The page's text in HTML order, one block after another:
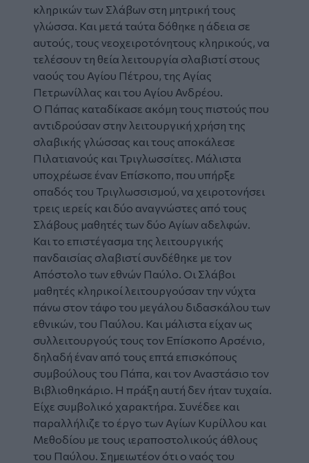
κληρικών των Σλάβων στη μητρική τους
γλώσσα. Και μετά ταύτα δόθηκε η άδεια σε
αυτούς, τους νεοχειροτόνητους κληρικούς, να
τελέσουν τη θεία λειτουργία σλαβιστί στους
ναούς του Αγίου Πέτρου, της Αγίας
Πετρωνίλλας και του Αγίου Ανδρέου.
Ο Πάπας καταδίκασε ακόμη τους πιστούς που
αντιδρούσαν στην λειτουργική χρήση της
σλαβικής γλώσσας και τους αποκάλεσε
Πιλατιανούς και Τριγλωσσίτες. Μάλιστα
υποχρέωσε έναν Επίσκοπο, που υπήρξε
οπαδός του Τριγλωσσισμού, να χειροτονήσει
τρεις ιερείς και δύο αναγνώστες από τους
Σλάβους μαθητές των δύο Αγίων αδελφών.
Και το επιστέγασμα της λειτουργικής
πανδαισίας σλαβιστί συνδέθηκε με τον
Απόστολο των εθνών Παύλο. Οι Σλάβοι
μαθητές κληρικοί λειτουργούσαν την νύχτα
πάνω στον τάφο του μεγάλου διδασκάλου των
εθνικών, του Παύλου. Και μάλιστα είχαν ως
συλλειτουργούς τους τον Επίσκοπο Αρσένιο,
δηλαδή έναν από τους επτά επισκόπους
συμβούλους του Πάπα, και τον Αναστάσιο τον
Βιβλιοθηκάριο. Η πράξη αυτή δεν ήταν τυχαία.
Είχε συμβολικό χαρακτήρα. Συνέδεε και
παραλλήλιζε το έργο των Αγίων Κυρίλλου και
Μεθοδίου με τους ιεραποστολικούς άθλους
του Παύλου. Σημειωτέον ότι ο ναός του